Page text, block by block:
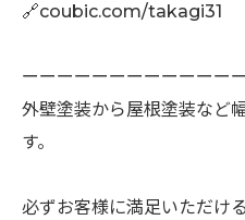
🔗coubic.com/takagi31
ーーーーーーーーーーーー
外壁塗装から屋根塗装など
す。
必ずお客様に満足いただけ